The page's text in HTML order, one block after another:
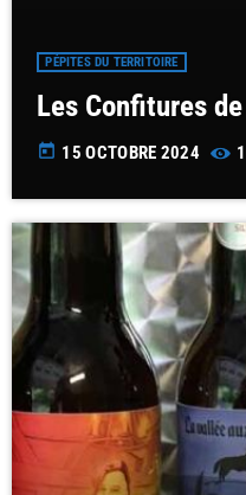
PÉPITES DU TERRITOIRE
Les Confitures
today 15 OCTOBRE 2024